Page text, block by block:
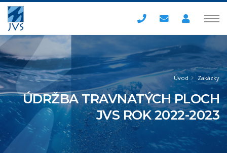
Úvod Zakázky
ÚDRŽBA TRAVNATÝCH PLOCH
JVS ROK 2022-2023